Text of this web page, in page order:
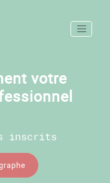
votre
inscrits